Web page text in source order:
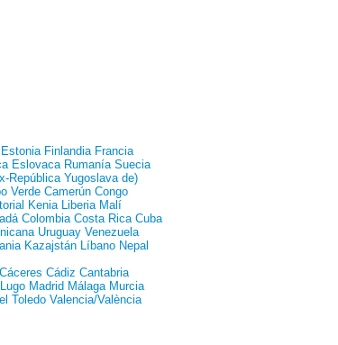
Estonia Finlandia Francia
Eslovaca Rumanía Suecia
República Yugoslava de)
Verde Camerún Congo
Kenia Liberia Malí
Colombia Costa Rica Cuba
Uruguay Venezuela
Kazajstán Líbano Nepal
Cáceres Cádiz Cantabria
Lugo Madrid Málaga Murcia
Toledo Valencia/València